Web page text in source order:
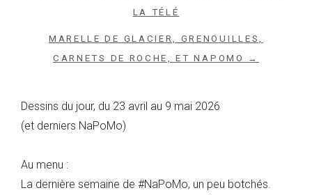
LA TÉLÉ
MARELLE DE GLACIER, GRENOUILLES,
CARNETS DE ROCHE, ET NAPOMO →
Dessins du jour, du 23 avril au 9 mai 2026
(et derniers NaPoMo)
Au menu :
La dernière semaine de #NaPoMo, un peu botchés.